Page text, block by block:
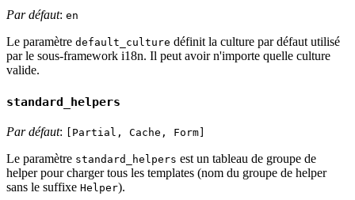
Par défaut: en
Le paramètre default_culture définit la culture par défaut utilisé
par le sous-framework i18n. Il peut avoir n'importe quelle culture
valide.
standard_helpers
Par défaut: [Partial, Cache, Form]
Le paramètre standard_helpers est un tableau de groupe de
helper pour charger tous les templates (nom du groupe de helper
sans le suffixe Helper).